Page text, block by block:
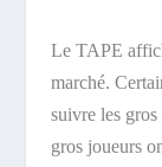
Le TAPE
marché.
suivre les
gros joueurs